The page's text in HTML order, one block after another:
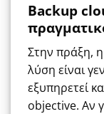
Backup
Στην πράξη,
λύση είναι
εξυπηρετεί
objective. Αν